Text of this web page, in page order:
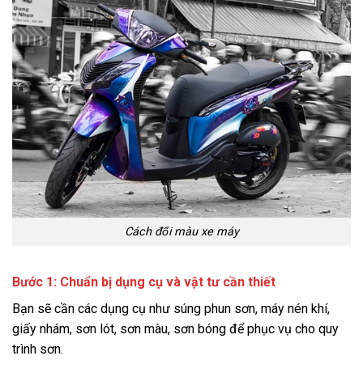
Cách đổi màu xe máy
Bước 1: Chuẩn bị dụng cụ và vật tư cần thiết
Bạn sẽ cần các dụng cụ như súng phun sơn, máy nén khí,
giấy nhám, sơn lót, sơn màu, sơn bóng để phục vụ cho quy
trình sơn.